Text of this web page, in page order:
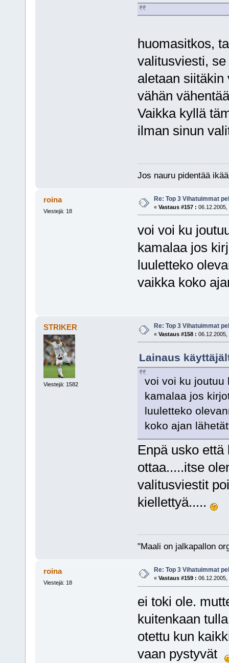
huomasitkos,
valitusviesti,
aletaan
vähän
Vaikka kyllä
ilman sinun
Jos nauru pidentää
roina
Viestejä: 18
Re: Top 3 Vihatuimmat
« Vastaus #157 : 06.12.2005,
voi voi ku
kamalaa jos
luuletteko
vaikka koko
STRIKER
Viestejä: 1582
Re: Top 3 Vihatuimmat
« Vastaus #158 : 06.12.2005,
Lainaus
voi voi ku joutuu
kamalaa jos
luuletteko
koko ajan
Enpä usko
ottaa.....itse
valitusviestit
kiellettyä.....
"Maali on jalkapallon
roina
Viestejä: 18
Re: Top 3 Vihatuimmat
« Vastaus #159 : 06.12.2005,
ei toki ole.
kuitenkaan
otettu kun
vaan pystyvät